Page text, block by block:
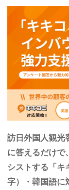
訪日外国人観光
に答えるだけで
シストする「キ
字）・韓国語に